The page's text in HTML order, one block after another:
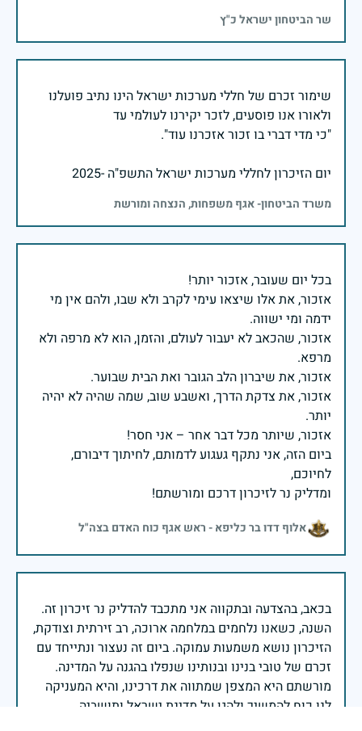
שר הביטחון ישראל כ"ץ
שימור זכרם של חללי מערכות ישראל הינו נתיב פועלנו
יום הזיכרון לחללי מערכות ישראל התשפ"ה -2025
משרד הביטחון- אגף משפחות, הנצחה ומורשת
אזכור, את אלו שיצאו עימי לקרב ולא שבו, ולהם אין מי
אזכור, שהכאב לא יעבור לעולם, והזמן, הוא לא מרפה ולא
אזכור, את צדקת הדרך, ואשבע שוב, שמה שהיה לא יהיה
ביום הזה, אני נתקף געגוע לדמותם, לחיתוך דיבורם,
ומדליק נר לזיכרון דרכם ומורשתם!
אלוף דדו בר כליפא - ראש אגף כוח האדם בצה"ל
בכאב, בהצדעה ובתקווה אני מתכבד להדליק נר זיכרון זה.
השנה, כשאנו נלחמים במלחמה ארוכה, רב זירתית וצודקת,
הזיכרון נושא משמעות עמוקה. ביום זה נעצור ונתייחד עם
זכרם של טובי בנינו ובנותינו שנפלו בהגנה על המדינה.
מורשתם היא המצפן שמתווה את דרכינו, והיא המעניקה